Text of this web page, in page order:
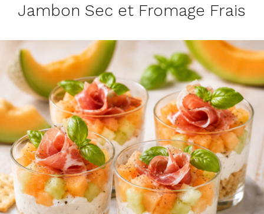
Jambon Sec et Fromage Frais